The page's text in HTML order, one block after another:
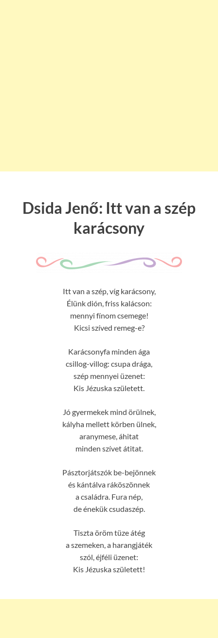
Dsida Jenő: Itt van a szép
karácsony
Itt van a szép, víg karácsony,
Élünk dión, friss kalácson:
mennyi fínom csemege!
Kicsi szíved remeg-e?
Karácsonyfa minden ága
csillog-villog: csupa drága,
szép mennyei üzenet:
Kis Jézuska született.
Jó gyermekek mind örülnek,
kályha mellett körben ülnek,
aranymese, áhitat
minden szívet átitat.
Pásztorjátszók be-bejönnek
és kántálva ráköszönnek
a családra. Fura nép,
de énekük csudaszép.
Tiszta öröm tüze átég
a szemeken, a harangjáték
szól, éjféli üzenet:
Kis Jézuska született!